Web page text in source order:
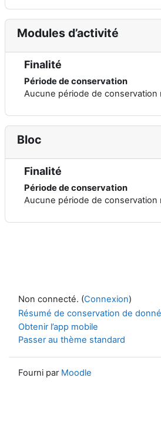
Modules d’activité
Finalité
Période de conservation
Aucune période de conservation
Bloc
Finalité
Période de conservation
Aucune période de conservation
Non connecté. (Connexion)
Résumé de conservation de
Obtenir l’app mobile
Passer au thème standard
Fourni par Moodle